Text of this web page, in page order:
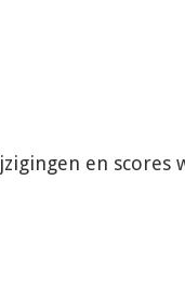
en scores